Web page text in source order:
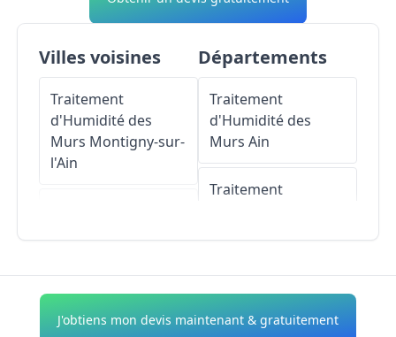
Villes voisines
Traitement
d'Humidité des
Murs Montigny-sur-
l'Ain
Navoy
Traitement
Départements
Traitement
d'Humidité des
Murs Ain
Traitement
Traitement
d'Humidité des
Murs Allier
J'obtiens mon devis maintenant & gratuitement